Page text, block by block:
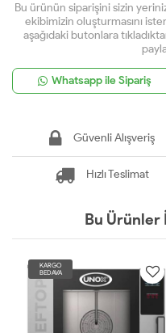
Bu ürünün siparişini sizin
ekibimizin oluşturmasını
aşağıdaki butonlara
Whatsapp ile Sipariş
Güvenli Alışveriş
Hızlı Teslimat
Bu
KARGO
BEDAVA